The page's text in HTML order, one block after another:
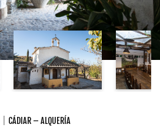
CÁDIAR – ALQUERÍA